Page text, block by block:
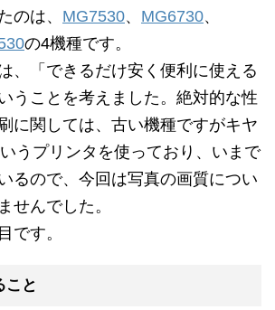
のは、 MG7530、 MG6730、
の4機種です。
、「できるだけ安く便利に使える
うことを考えました。絶対的な性
に関しては、古い機種ですがキヤ
うプリンタを使っており、いまで
るので、今回は写真の画質につい
せんでした。
です。
こと